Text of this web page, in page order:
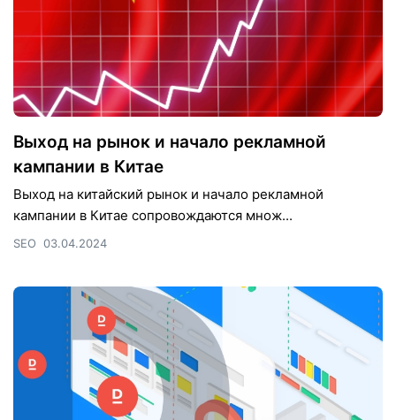
Выход на рынок и начало рекламной
кампании в Китае
Выход на китайский рынок и начало рекламной
кампании в Китае сопровождаются множ...
SEO 03.04.2024